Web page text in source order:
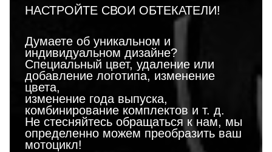
НАСТРОЙТЕ СВОИ ОБТЕКАТЕЛИ!
Думаете об уникальном и
индивидуальном дизайне?
Специальный цвет, удаление или
добавление логотипа, изменение
цвета,
изменение года выпуска,
комбинирование комплектов и т. д.
Не стесняйтесь обращаться к нам, мы
определенно можем преобразить ваш
мотоцикл!